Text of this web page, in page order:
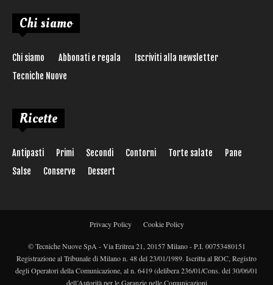
Chi siamo
Chi siamo Abbonati e regala
Iscriviti alla newsletter
Tecniche Nuove
Ricette
Antipasti Primi Secondi Contorni Torte salate
Pane
Salse
Conserve Dessert
Privacy Policy Cookie Policy
© Tecniche Nuove SpA - Via Eritrea 21, 20157 Milano - P.I. 00753480151
Registrazione al Tribunale di Milano n. 48 del 23/01/1989. Iscritta al ROC, Registro
degli Operatori della Comunicazione, al n. 6419 (delibera 236/01/Cons. del 30/06/01
dell’Autorità per le Garanzie nelle Comunicazioni